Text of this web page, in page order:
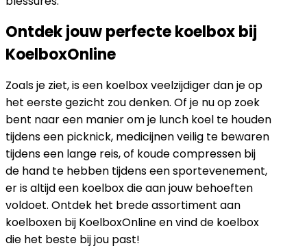
Ontdek jouw perfecte koelbox bij
KoelboxOnline
Zoals je ziet, is een koelbox veelzijdiger dan je op
het eerste gezicht zou denken. Of je nu op zoek
bent naar een manier om je lunch koel te houden
tijdens een picknick, medicijnen veilig te bewaren
tijdens een lange reis, of koude compressen bij
de hand te hebben tijdens een sportevenement,
er is altijd een koelbox die aan jouw behoeften
voldoet. Ontdek het brede assortiment aan
koelboxen bij KoelboxOnline en vind de koelbox
die het beste bij jou past!